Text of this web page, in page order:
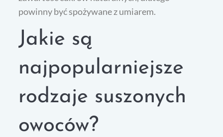
powinny być spożywane z umiarem.
Jakie są
najpopularniejsze
rodzaje suszonych
owoców?